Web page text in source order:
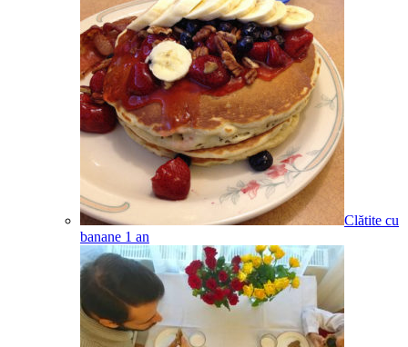
Clătite cu
banane 1 an